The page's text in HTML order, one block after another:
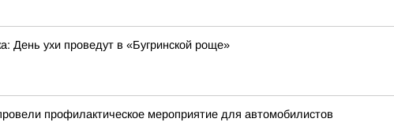
День ухи проведут в «Бугринской роще»
профилактическое мероприятие для автомобилистов